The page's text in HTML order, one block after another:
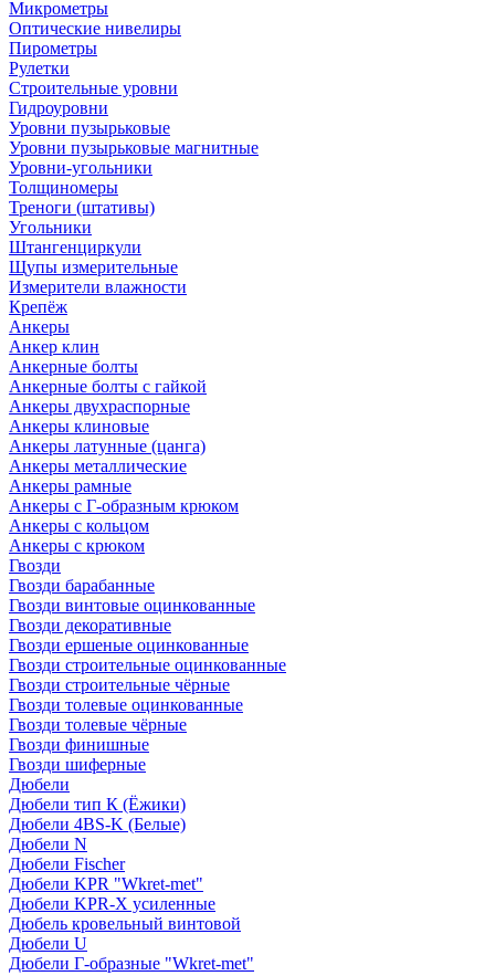
Микрометры
Оптические нивелиры
Пирометры
Рулетки
Строительные уровни
Гидроуровни
Уровни пузырьковые
Уровни пузырьковые магнитные
Уровни-угольники
Толщиномеры
Треноги (штативы)
Угольники
Штангенциркули
Щупы измерительные
Измерители влажности
Крепёж
Анкеры
Анкер клин
Анкерные болты
Анкерные болты с гайкой
Анкеры двухраспорные
Анкеры клиновые
Анкеры латунные (цанга)
Анкеры металлические
Анкеры рамные
Анкеры с Г-образным крюком
Анкеры с кольцом
Анкеры с крюком
Гвозди
Гвозди барабанные
Гвозди винтовые оцинкованные
Гвозди декоративные
Гвозди ершеные оцинкованные
Гвозди строительные оцинкованные
Гвозди строительные чёрные
Гвозди толевые оцинкованные
Гвозди толевые чёрные
Гвозди финишные
Гвозди шиферные
Дюбели
Дюбели тип К (Ёжики)
Дюбели 4BS-K (Белые)
Дюбели N
Дюбели Fischer
Дюбели KPR "Wkret-met"
Дюбели KPR-Х усиленные
Дюбель кровельный винтовой
Дюбели U
Дюбели Г-образные "Wkret-met"